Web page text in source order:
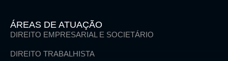
ÁREAS DE ATUAÇÃO
DIREITO EMPRESARIAL E SOCIETÁRIO
DIREITO TRABALHISTA